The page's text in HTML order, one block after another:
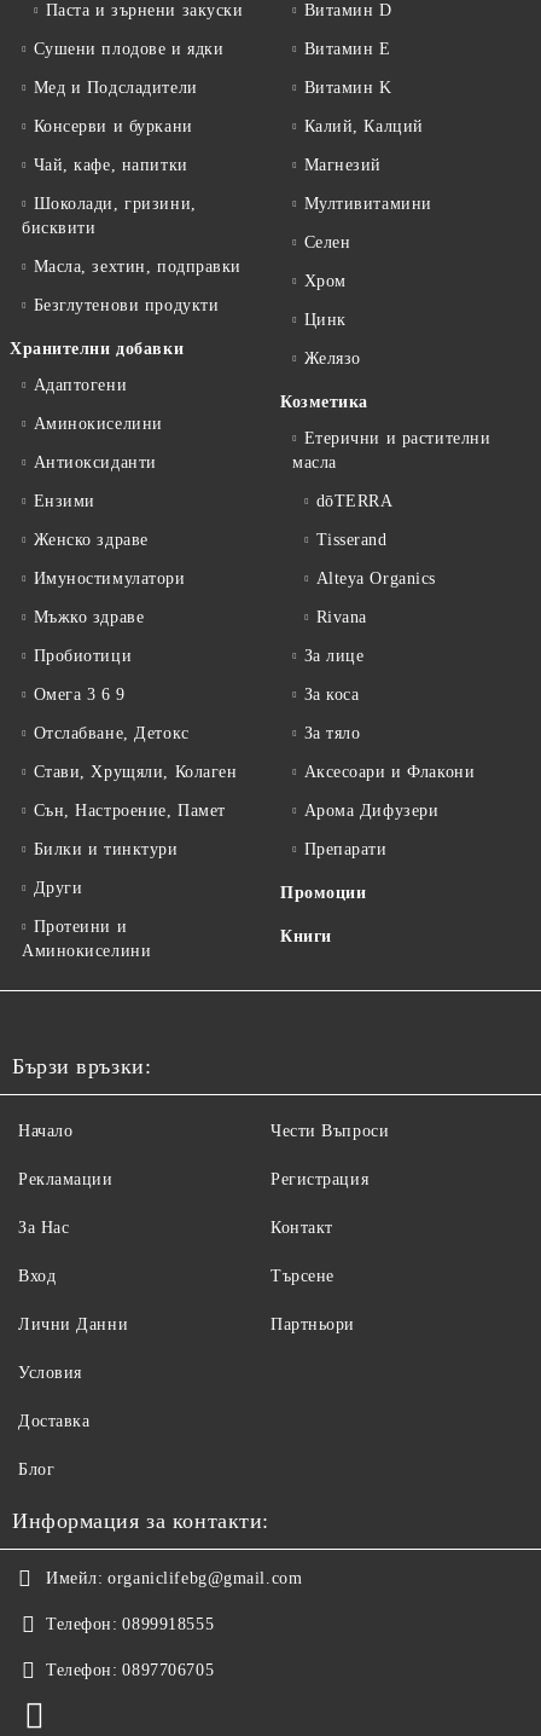
Паста и зърнени закуски
Сушени плодове и ядки
Мед и Подсладители
Консерви и буркани
Чай, кафе, напитки
Шоколади, гризини,
бисквити
Масла, зехтин, подправки
Безглутенови продукти
Хранителни добавки
Адаптогени
Аминокиселини
Антиоксиданти
Ензими
Женско здраве
Имуностимулатори
Мъжко здраве
Пробиотици
Омега 3 6 9
Отслабване, Детокс
Стави, Хрущяли, Колаген
Сън, Настроение, Памет
Билки и тинктури
Други
Протеини и
Аминокиселини
Витамин D
Витамин E
Витамин K
Калий, Калций
Магнезий
Мултивитамини
Селен
Хром
Цинк
Желязо
Козметика
Етерични и растителни
масла
dōTERRA
Tisserand
Alteya Organics
Rivana
За лице
За коса
За тяло
Аксесоари и Флакони
Арома Дифузери
Препарати
Промоции
Книги
Бързи връзки:
Начало
Рекламации
За Нас
Вход
Чести Въпроси
Регистрация
Контакт
Търсене
Лични Данни
Условия
Доставка
Блог
Партньори
Информация за контакти:
Имейл: organiclifebg@gmail.com
Телефон: 0899918555
Телефон: 0897706705